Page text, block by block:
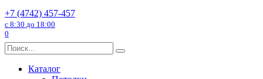
+7 (4742) 457-457
с 8:30 до 18:00
0
Search
for:
Каталог